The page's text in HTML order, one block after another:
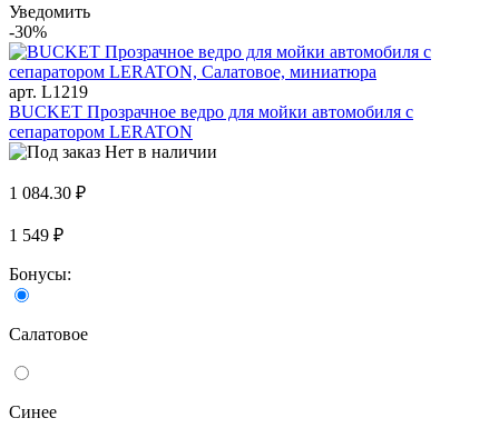
Уведомить
-30%
арт. L1219
BUCKET Прозрачное ведро для мойки автомобиля с
сепаратором LERATON
Нет в наличии
1 084.30 ₽
1 549 ₽
Бонусы:
Салатовое
Синее